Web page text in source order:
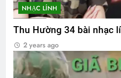
NHẠC LÍNH
Thu Hường 34 bài nhạc
2 years ago